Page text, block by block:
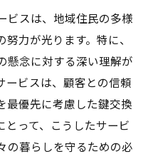
の魅力
交換の取り組み
応する鍵交換
スの背景
ビスは、地域住民の多様
力が光ります。特に、
懸念に対する深い理解が
ービスは、顧客との信頼
最優先に考慮した鍵交換
とって、こうしたサービ
の暮らしを守るための必